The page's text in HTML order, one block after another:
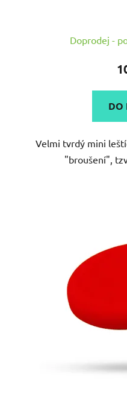
Doprodej -
DO
Velmi tvrdý mini
"broušení",